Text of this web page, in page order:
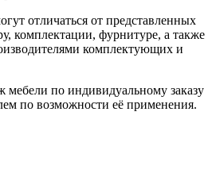
отличаться от представленных
комплектации, фурнитуре, а также
комплектующих и
по индивидуальному заказу
по возможности её применения.